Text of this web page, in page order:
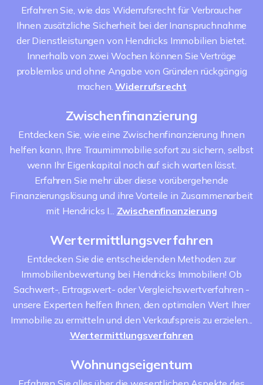
Erfahren Sie, wie das Widerrufsrecht für Verbraucher
Ihnen zusätzliche Sicherheit bei der Inanspruchnahme
der Dienstleistungen von Hendricks Immobilien bietet.
Innerhalb von zwei Wochen können Sie Verträge
problemlos und ohne Angabe von Gründen rückgängig
machen.Widerrufsrecht
Zwischenfinanzierung
Entdecken Sie, wie eine Zwischenfinanzierung Ihnen
helfen kann, Ihre Traumimmobilie sofort zu sichern, selbst
wenn Ihr Eigenkapital noch auf sich warten lässt.
Erfahren Sie mehr über diese vorübergehende
Finanzierungslösung und ihre Vorteile in Zusammenarbeit
mit Hendricks I... Zwischenfinanzierung
Wertermittlungsverfahren
Entdecken Sie die entscheidenden Methoden zur
Immobilienbewertung bei Hendricks Immobilien! Ob
Sachwert-, Ertragswert- oder Vergleichswertverfahren -
unsere Experten helfen Ihnen, den optimalen Wert Ihrer
Immobilie zu ermitteln und den Verkaufspreis zu erzielen...
Wertermittlungsverfahren
Wohnungseigentum